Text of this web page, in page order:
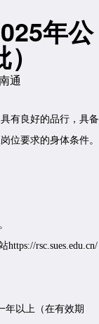
年公
通
有良好的品行，具备
位要求的身体条件。
https://rsc.sues.edu.cn/
以上（在有效期